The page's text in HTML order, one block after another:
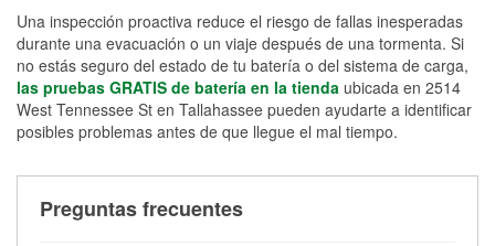
Una inspección proactiva reduce el riesgo de fallas inesperadas
durante una evacuación o un viaje después de una tormenta. Si
no estás seguro del estado de tu batería o del sistema de carga,
las pruebas GRATIS de batería en la tienda ubicada en 2514
West Tennessee St en Tallahassee pueden ayudarte a identificar
posibles problemas antes de que llegue el mal tiempo.
Preguntas frecuentes